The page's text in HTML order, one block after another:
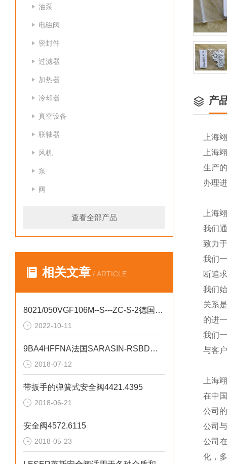
油泵
电磁阀
密封件
过滤器
加热器
冷却器
真空设备
联轴器
风机
泵
阀
查看全部产品
相关文章 / ARTICLE
8021/050VGF106M--S---ZC-S-2德国舒伯特现货
2022-10-11
9BA4HFFNA法国SARASIN-RSBD安全阀
2018-07-12
带扳手的弹簧式安全阀4421.4395
2018-06-21
安全阀4572.6115
2018-05-23
产
上海
上海
生产
办理
上海
我们
致力
我们
断追
我们
关系
的进
我们
与客
上海
在中
公司
公司
公司
化，